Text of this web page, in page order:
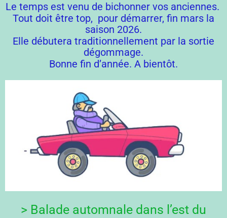
Le temps est venu de bichonner vos anciennes.
Tout doit être top, pour démarrer, fin mars la
saison 2026.
Elle débutera traditionnellement par la sortie
dégommage.
Bonne fin d’année. A bientôt.
> Balade automnale dans l’est du